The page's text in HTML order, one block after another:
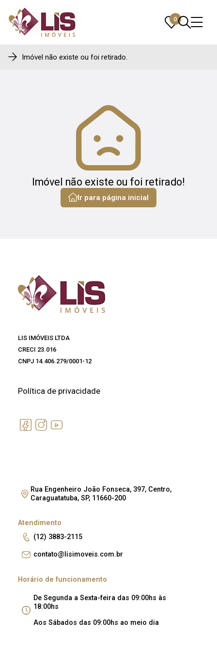
0
0
Imóvel não existe ou foi retirado.
Imóvel não existe ou foi retirado!
Ir para página inicial
LIS IMÓVEIS LTDA
CRECI 23.016
CNPJ 14.406.279/0001-12
Política de privacidade
Rua Engenheiro João Fonseca, 397, Centro,
Caraguatatuba, SP, 11660-200
Atendimento
(12) 3883-2115
contato@lisimoveis.com.br
Horário de funcionamento
De Segunda a Sexta-feira das 09:00hs às
18:00hs
Aos Sábados das 09:00hs ao meio dia